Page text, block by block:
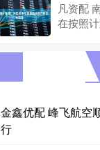
凡资配
在按照
金鑫优配 峰飞航空
行